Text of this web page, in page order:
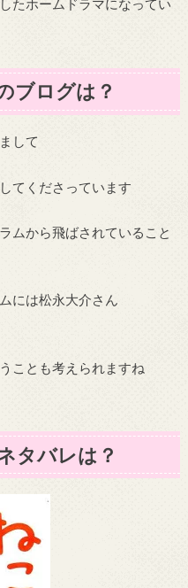
たホームドラマになってい
ブログは？
して
てくださっています
ムから飛ばされていること
には松永大介さん
ことも考えられますね
タバレは？